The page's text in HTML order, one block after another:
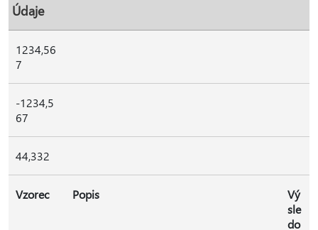
Údaje
1234,56
7
-1234,5
67
44,332
Vzorec Popis
Vý
sle
do